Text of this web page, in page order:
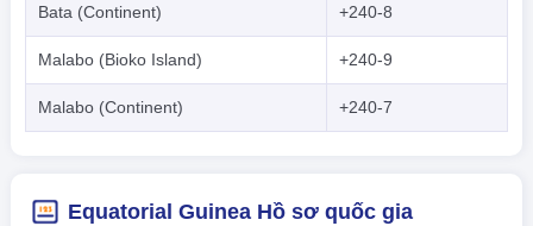
Bata (Continent) +240-8
Malabo (Bioko Island) +240-9
Malabo (Continent) +240-7
Equatorial Guinea Hồ sơ quốc gia